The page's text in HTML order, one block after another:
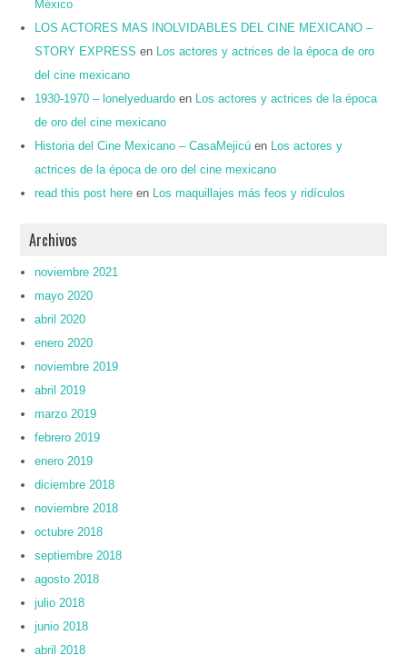
México
LOS ACTORES MAS INOLVIDABLES DEL CINE MEXICANO –
STORY EXPRESS en
Los actores y actrices de la época de oro
del cine mexicano
1930-1970 – lonelyeduardo en
Los actores y actrices de la época
de oro del cine mexicano
Historia del Cine Mexicano – CasaMejicú en
Los actores y
actrices de la época de oro del cine mexicano
read this post here en Los maquillajes más feos y ridículos
Archivos
noviembre 2021
mayo 2020
abril 2020
enero 2020
noviembre 2019
abril 2019
marzo 2019
febrero 2019
enero 2019
diciembre 2018
noviembre 2018
octubre 2018
septiembre 2018
agosto 2018
julio 2018
junio 2018
abril 2018